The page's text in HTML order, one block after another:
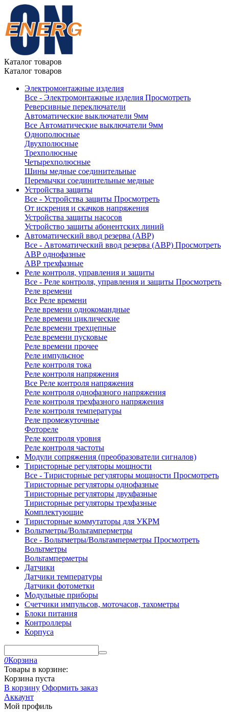
Каталог товаров
Каталог товаров
Электромонтажные изделия
Все - Электромонтажные изделия Просмотреть
Реверсивные переключатели
Автоматические выключатели 9мм
Все Автоматические выключатели 9мм
Однополюсные
Двухполюсные
Трехполюсные
Четырехполюсные
Шины медные соединительные
Перемычки соединительные медные
Устройства защиты
Все - Устройства защиты Просмотреть
От искрения и скачков напряжения
Устройства защиты насосов
Устройство защиты абонентских линий
Автоматический ввод резерва (АВР)
Все - Автоматический ввод резерва (АВР) Просмотреть
АВР однофазные
АВР трехфазные
Реле контроля, управления и защиты
Все - Реле контроля, управления и защиты Просмотреть
Реле времени
Все Реле времени
Реле времени однокомандные
Реле времени циклические
Реле времени трехцепные
Реле времени пусковые
Реле времени прочее
Реле импульсное
Реле контроля тока
Реле контроля напряжения
Все Реле контроля напряжения
Реле контроля однофазного напряжения
Реле контроля трехфазного напряжения
Реле контроля температуры
Реле промежуточные
Фотореле
Реле контроля уровня
Реле контроля частоты
Модули сопряжения (преобразователи сигналов)
Тиристорные регуляторы мощности
Все - Тиристорные регуляторы мощности Просмотреть
Тиристорные регуляторы однофазные
Тиристорные регуляторы двухфазные
Тиристорные регуляторы трехфазные
Комплектующие
Тиристорные коммутаторы для УКРМ
Вольтметры/Вольтамперметры
Все - Вольтметры/Вольтамперметры Просмотреть
Вольтметры
Вольтамперметры
Датчики
Датчики температуры
Датчики фотометки
Модульные приборы
Счетчики импульсов, моточасов, тахометры
Блоки питания
Контроллеры
Корпуса
0Корзина
Товары в корзине:
Корзина пуста
В корзину Оформить заказ
Аккаунт
Мой профиль